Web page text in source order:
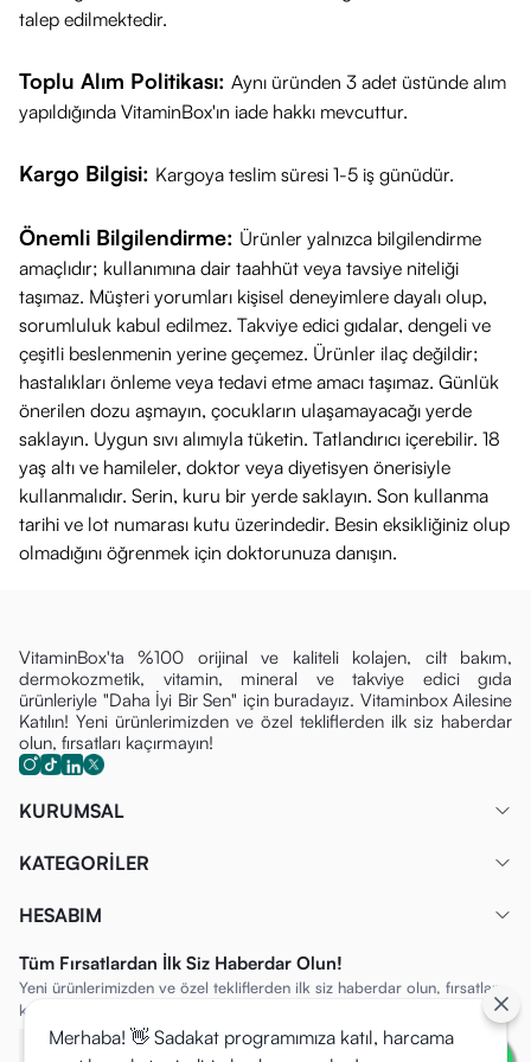
Cildi Yoğun Nemle Beslemeye Destek Olur:
verir.
Cildin genel dokusunun iyileşmesine ve daha eşit
Nasıl Kullanılır?
Temizlik: Cildinizi temizleyin ve kurulayın.
Uygulama:Avucunuza birkaç damla serum alın ve göz
çevresi hariç tüm yüzünüze ve boyun bölgenize nazikçe
masaj yaparak uygulayın.
Takip Eden Ürün: Serum cildiniz tarafından emildikten sonra
nemlendiricinizi uygulayabilirsiniz.Zamanlama:En iyi sonuç
için düzenli olaraksabah ve/veya akşamkullanılması
tavsiye edilir.
Güneş Koruma:Gündüz kullanımında cildinizi güneşin
zararlı etkilerinden korumak için mutlakayüksek faktörlü
Cosmed Revolution BTX Yaşlanma Karşıtı Serum'un temel ve
aktif bileşenleri:
Peptit Kompleksi (BTX Benzeri Peptitler):Mimik çizgisi
görünümünü hedefleyen aktifler.
Cilt Bariyerini Destekleyici Aktifler:
İçermez:Parfüm, Alkol, Paraben.
Fiyat ve Güvenilir Alışveriş
VitaminBox olarak %100 orijinal ürünleri uygun fiyatlara
sizlerle buluşturuyoruz. Sayfanın üst kısmına giderek
talep edilmektedir.
Toplu Alım Politikası: Aynı üründen 3 adet üstünde alım
yapıldığında VitaminBox'ın iade hakkı mevcuttur.
Kargo Bilgisi: Kargoya teslim süresi 1-5 iş günüdür.
Önemli Bilgilendirme: Ürünler yalnızca bilgilendirme
amaçlıdır; kullanımına dair taahhüt veya tavsiye niteliği
taşımaz. Müşteri yorumları kişisel deneyimlere dayalı olup,
sorumluluk kabul edilmez. Takviye edici gıdalar, dengeli ve
çeşitli beslenmenin yerine geçemez. Ürünler ilaç değildir;
hastalıkları önleme veya tedavi etme amacı taşımaz. Günlük
önerilen dozu aşmayın, çocukların ulaşamayacağı yerde
saklayın. Uygun sıvı alımıyla tüketin. Tatlandırıcı içerebilir. 18
yaş altı ve hamileler, doktor veya diyetisyen önerisiyle
kullanmalıdır. Serin, kuru bir yerde saklayın. Son kullanma
tarihi ve lot numarası kutu üzerindedir. Besin eksikliğiniz olup
olmadığını öğrenmek için doktorunuza danışın.
VitaminBox'ta %100 orijinal ve kaliteli kolajen, cilt bakım,
dermokozmetik, vitamin, mineral ve takviye edici gıda
ürünleriyle "Daha İyi Bir Sen" için buradayız. Vitaminbox Ailesine
Katılın! Yeni ürünlerimizden ve özel tekliflerden ilk siz haberdar
olun, fırsatları kaçırmayın!
KURUMSAL
KATEGORİLER
HESABIM
Tüm Fırsatlardan İlk Siz Haberdar Olun!
Yeni ürünlerimizden ve özel tekliflerden ilk siz haberdar olun, fırsatları
kaçırmayın!
Merhaba! 👋 Sadakat programımıza katıl, harcama